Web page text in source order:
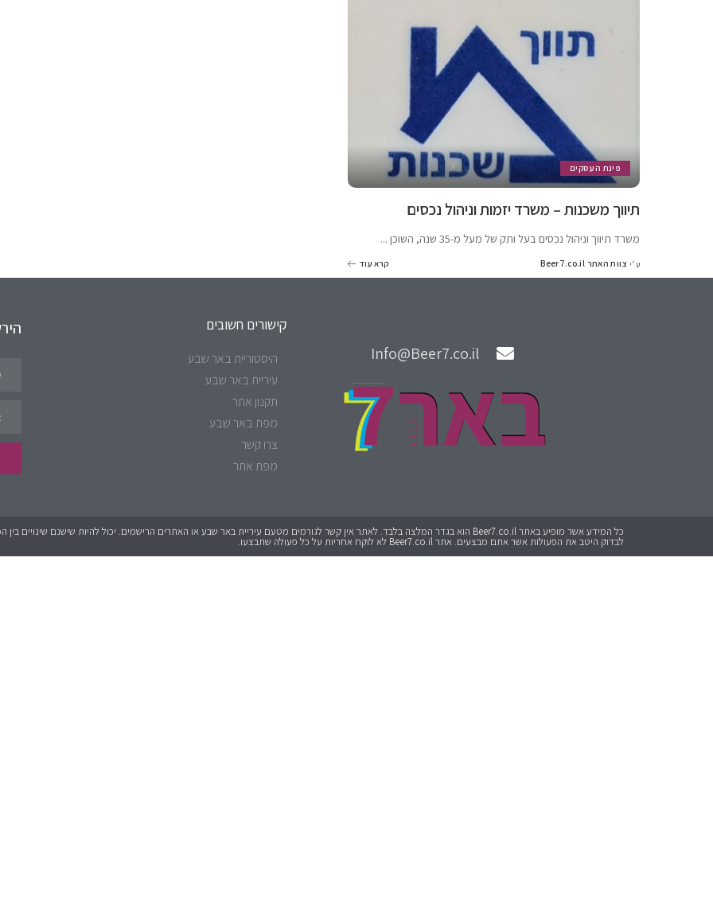
פינת העסקים
תיווך משכנות – משרד יזמות וניהול נכסים
משרד תיווך וניהול נכסים בעל ותק של מעל מ-35 שנה, השוכן ...
ע״י צוות האתר Beer7.co.il קרא עוד
Info@Beer7.co.il
קישורים חשובים
היסטוריית באר שבע
עיריית באר שבע
תקנון אתר
מפת באר שבע
צרו קשר
מפת אתר
לבדוק היטב את הפעולות אשר אתם מבצעים. אתר Beer7.co.il לא לוקח אחריות על כל פעולה שתבצעו.